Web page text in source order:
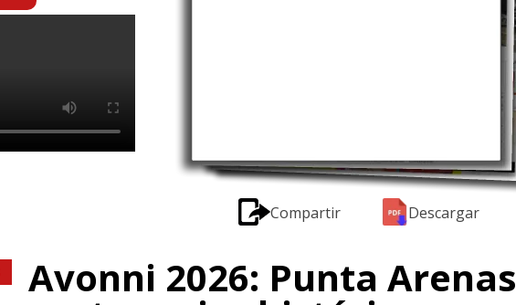
Compartir Descargar
Avonni 2026: Punta Arenas